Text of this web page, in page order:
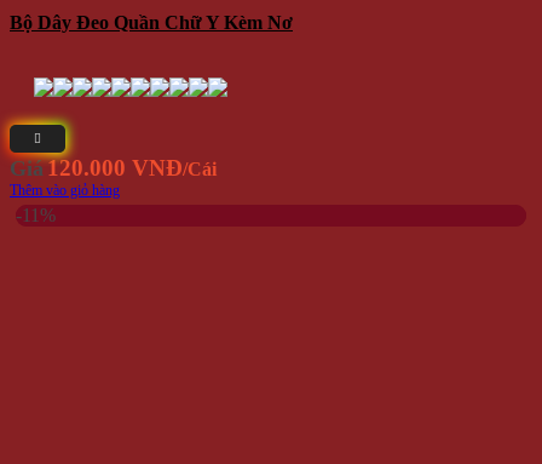
Bộ Dây Đeo Quần Chữ Y Kèm Nơ
Giá120.000 VNĐ/Cái
Thêm vào giỏ hàng
-11%